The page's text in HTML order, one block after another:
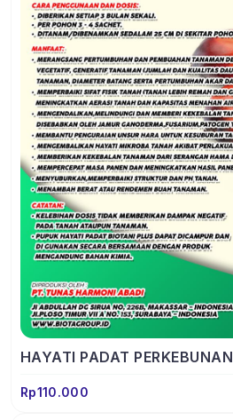
HAYATI PADAT PERKEBUNAN
Rp110.000